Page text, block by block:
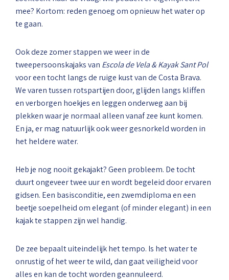
mee? Kortom: reden genoeg om opnieuw het water op
te gaan.
Ook deze zomer stappen we weer in de
tweepersoonskajaks van Escola de Vela & Kayak Sant Pol
voor een tocht langs de ruige kust van de Costa Brava.
We varen tussen rotspartijen door, glijden langs kliffen
en verborgen hoekjes en leggen onderweg aan bij
plekken waar je normaal alleen vanaf zee kunt komen.
En ja, er mag natuurlijk ook weer gesnorkeld worden in
het heldere water.
Heb je nog nooit gekajakt? Geen probleem. De tocht
duurt ongeveer twee uur en wordt begeleid door ervaren
gidsen. Een basisconditie, een zwemdiploma en een
beetje soepelheid om elegant (of minder elegant) in een
kajak te stappen zijn wel handig.
De zee bepaalt uiteindelijk het tempo. Is het water te
onrustig of het weer te wild, dan gaat veiligheid voor
alles en kan de tocht worden geannuleerd.